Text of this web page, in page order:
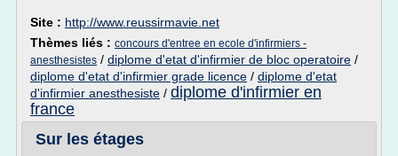
Site : http://www.reussirmavie.net
Thèmes liés : concours d'entree en ecole d'infirmiers -
anesthesistes / diplome d'etat d'infirmier de bloc operatoire /
diplome d'etat d'infirmier grade licence / diplome d'etat
d'infirmier anesthesiste / diplome d'infirmier en
france
Sur les étages